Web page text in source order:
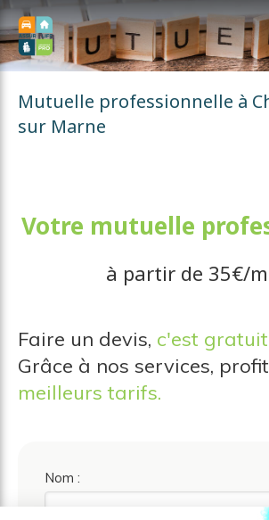
Mutuelle professionnelle à
sur Marne
Votre mutuelle
à partir de 35€/
Faire un devis, c'est gratuit
Grâce à nos services,
meilleurs tarifs.
Nom :
const html = ` `; $("body").append(html);